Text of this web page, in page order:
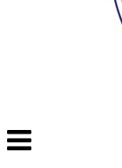
Veksle
navigasjon